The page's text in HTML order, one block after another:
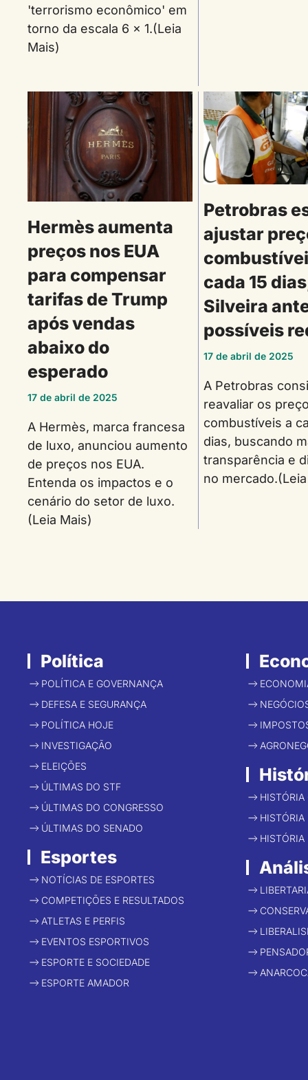
'terrorismo econômico' em
torno da escala 6 x 1.(Leia
Mais)
Hermès aumenta
preços nos EUA
para compensar
tarifas de Trump
após vendas
abaixo do
esperado
17 de abril de 2025
A Hermès, marca francesa
de luxo, anunciou aumento
de preços nos EUA.
Entenda os impactos e o
cenário do setor de luxo.
(Leia Mais)
Petrobras
ajustar
cada 15
Silveira
possíveis
17 de abril de 2025
A Petrobras
reavaliar os
combustíveis a
dias, buscando
transparência e
no
Política
POLÍTICA E GOVERNANÇA
DEFESA E SEGURANÇA
POLÍTICA HOJE
INVESTIGAÇÃO
ELEIÇÕES
ÚLTIMAS DO STF
ÚLTIMAS DO CONGRESSO
ÚLTIMAS DO SENADO
Esportes
NOTÍCIAS DE ESPORTES
COMPETIÇÕES E RESULTADOS
ATLETAS E PERFIS
EVENTOS ESPORTIVOS
ESPORTE E SOCIEDADE
ESPORTE AMADOR
HISTÓRIA
HISTÓRIA
HISTÓRIA